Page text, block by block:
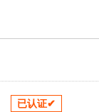
已认证✔